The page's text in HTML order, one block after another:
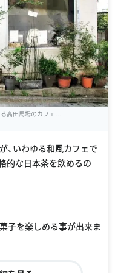
高田馬場のカフェ ...
、いわゆる和風カフェで
的な日本茶を飲めるの
子を楽しめる事が出来ま